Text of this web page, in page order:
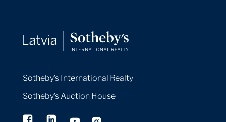
Sotheby’s International Realty
Sotheby’s Auction House